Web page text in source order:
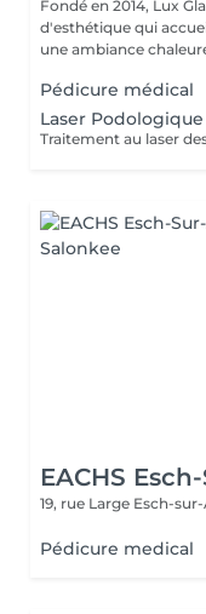
Fondé en 2014, Lux
d'esthétique qui
une ambiance
Pédicure médical
Laser Podologique
EACHS
19, rue Large Esch-
Pédicure medical